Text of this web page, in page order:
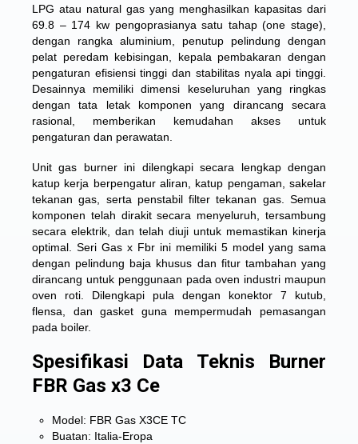
LPG atau natural gas yang menghasilkan kapasitas dari
69.8 – 174 kw pengoprasianya satu tahap (one stage),
dengan rangka aluminium, penutup pelindung dengan
pelat peredam kebisingan, kepala pembakaran dengan
pengaturan efisiensi tinggi dan stabilitas nyala api tinggi.
Desainnya memiliki dimensi keseluruhan yang ringkas
dengan tata letak komponen yang dirancang secara
rasional, memberikan kemudahan akses untuk
pengaturan dan perawatan.
Unit gas burner ini dilengkapi secara lengkap dengan
katup kerja berpengatur aliran, katup pengaman, sakelar
tekanan gas, serta penstabil filter tekanan gas. Semua
komponen telah dirakit secara menyeluruh, tersambung
secara elektrik, dan telah diuji untuk memastikan kinerja
optimal. Seri Gas x Fbr ini memiliki 5 model yang sama
dengan pelindung baja khusus dan fitur tambahan yang
dirancang untuk penggunaan pada oven industri maupun
oven roti. Dilengkapi pula dengan konektor 7 kutub,
flensa, dan gasket guna mempermudah pemasangan
pada boiler.
Spesifikasi Data Teknis Burner
FBR Gas x3 Ce
Model: FBR Gas X3CE TC
Buatan: Italia-Eropa